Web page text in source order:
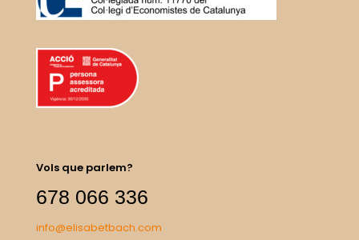
Vols que parlem?
678 066 336
info@elisabetbach.com